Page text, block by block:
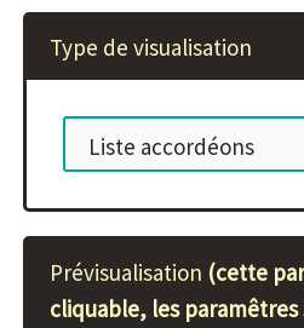
Type de visualisation
Prévisualisation (cette
cliquable, les